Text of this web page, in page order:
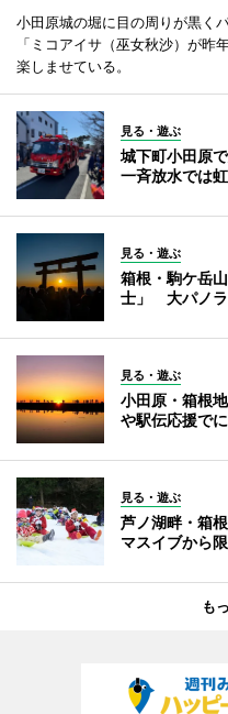
小田原城の堀に目の周りが黒く
「ミコアイサ（巫女秋沙）が昨
楽しませている。
見る・遊ぶ
城下町小田原
一斉放水では
見る・遊ぶ
箱根・駒ケ岳
士」 大パノラ
見る・遊ぶ
小田原・箱根
や駅伝応援で
見る・遊ぶ
芦ノ湖畔・箱
マスイブから
も